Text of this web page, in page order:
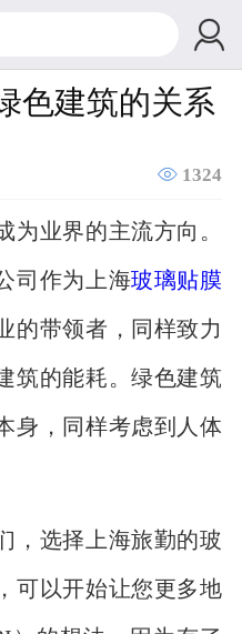

色建筑的关系
 1324
业界的主流方向。
司作为上海玻璃贴膜
的带领者，同样致力
筑的能耗。绿色建筑
身，同样考虑到人体
选择上海旅勤的玻
可以开始让您更多地